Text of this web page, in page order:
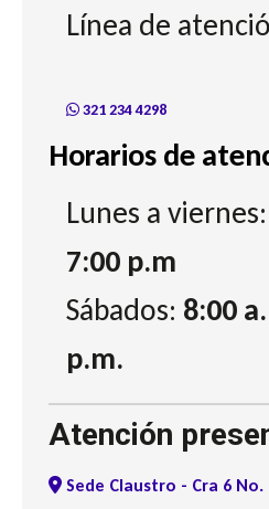
Línea de
321 234 4298
Horarios de
Lunes a viernes:
7:00 p.m
Sábados: 8:00
p.m.
Atención
Sede Claustro - Cra 6 No.